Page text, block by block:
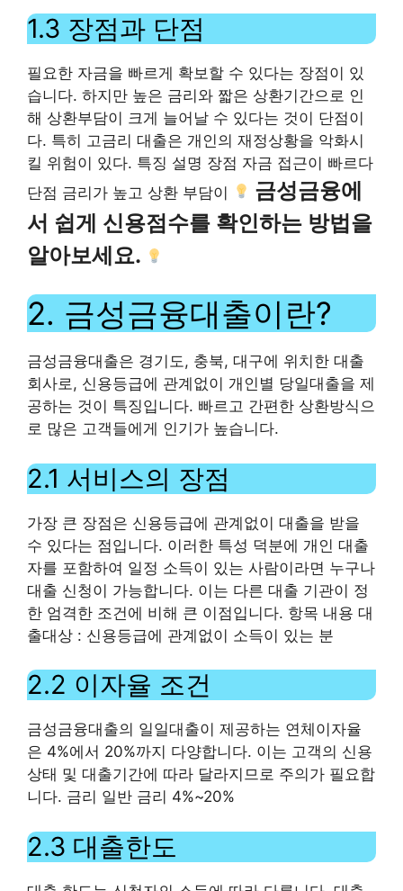
1.3 장점과 단점
필요한 자금을 빠르게 확보할 수 있다는 장점이 있
습니다. 하지만 높은 금리와 짧은 상환기간으로 인
해 상환부담이 크게 늘어날 수 있다는 것이 단점이
다. 특히 고금리 대출은 개인의 재정상황을 악화시
킬 위험이 있다. 특징 설명 장점 자금 접근이 빠르다
단점 금리가 높고 상환 부담이
금성금융에
서 쉽게 신용점수를 확인하는 방법을
알아보세요.
2. 금성금융대출이란?
금성금융대출은 경기도, 충북, 대구에 위치한 대출
회사로, 신용등급에 관계없이 개인별 당일대출을 제
공하는 것이 특징입니다. 빠르고 간편한 상환방식으
로 많은 고객들에게 인기가 높습니다.
2.1 서비스의 장점
가장 큰 장점은 신용등급에 관계없이 대출을 받을
수 있다는 점입니다. 이러한 특성 덕분에 개인 대출
자를 포함하여 일정 소득이 있는 사람이라면 누구나
대출 신청이 가능합니다. 이는 다른 대출 기관이 정
한 엄격한 조건에 비해 큰 이점입니다. 항목 내용 대
출대상 : 신용등급에 관계없이 소득이 있는 분
2.2 이자율 조건
금성금융대출의 일일대출이 제공하는 연체이자율
은 4%에서 20%까지 다양합니다. 이는 고객의 신용
상태 및 대출기간에 따라 달라지므로 주의가 필요합
니다. 금리 일반 금리 4%~20%
2.3 대출한도